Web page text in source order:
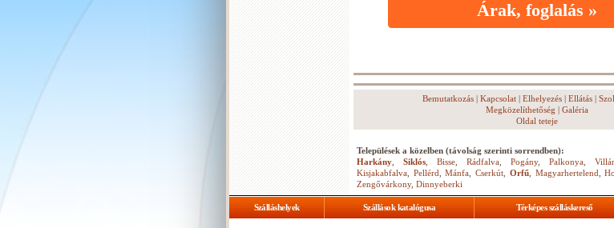
Árak, foglalás »
Bemutatkozás | Kapcsolat | Elhelyezés | Ellátás |
Megközelíthetőség | Galéria
Oldal teteje
Települések a közelben (távolság szerinti sorrendben):
Harkány
Siklós Bisse Rádfalva Pogány, Palkonya
Kisjakabfalva
Pellérd ,Mánfa ,Cserkút Orfű, Magyarhertelend ,
Zengővárkony, Dinnyeberki
Szálláshelyek Szállások katalógusa Térképes szálláskereső